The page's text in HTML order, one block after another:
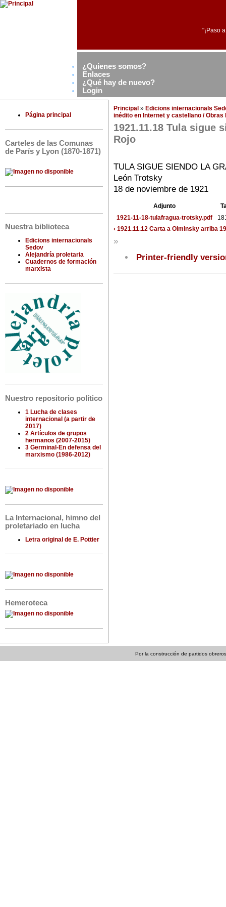
"¡Paso
¿Quienes somos?
Enlaces
¿Qué hay de nuevo?
Login
Página principal
Carteles de las Comunas
de París y Lyon (1870-1871)
Nuestra biblioteca
Edicions internacionals
Sedov
Alejandría proletaria
Cuadernos de formación
marxista
Nuestro repositorio político
1 Lucha de clases
internacional (a partir de
2017)
2 Artículos de grupos
hermanos (2007-2015)
3 Germinal-En defensa del
marxismo (1986-2012)
La Internacional, himno del
proletariado en lucha
Letra original de E. Pottier
Hemeroteca
Principal » Edicions internacionals
inédito en Internet y castellano / Obras
1921.11.18 Tula sigue
Rojo
TULA SIGUE SIENDO LA
León Trotsky
18 de noviembre de 1921
Adjunto
1921-11-18-tulafragua-trotsky.pdf
‹ 1921.11.12 Carta a Olminsky arriba
»
Printer-friendly
Por la construcción de partidos